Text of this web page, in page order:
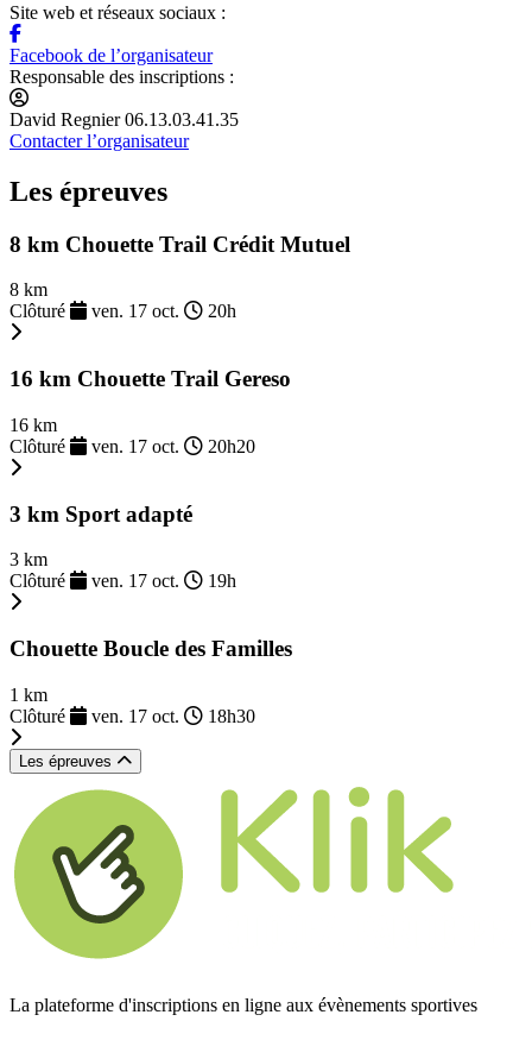
Site web et réseaux sociaux :
Facebook de l’organisateur
Responsable des inscriptions :
David Regnier 06.13.03.41.35
Contacter l’organisateur
Les épreuves
8 km Chouette Trail Crédit Mutuel
8 km
Clôturé
ven. 17 oct. 20h
16 km Chouette Trail Gereso
16 km
Clôturé
ven. 17 oct. 20h20
3 km Sport adapté
3 km
Clôturé
ven. 17 oct. 19h
Chouette Boucle des Familles
1 km
Clôturé
ven. 17 oct. 18h30
Les épreuves
La plateforme d'inscriptions en ligne aux évènements sportives